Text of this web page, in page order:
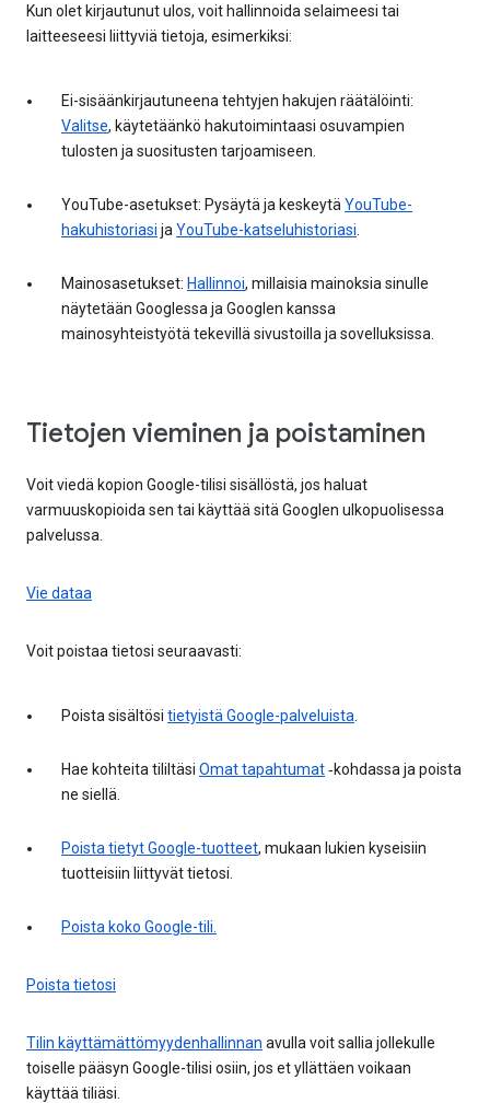
Kun olet kirjautunut ulos, voit hallinnoida selaimeesi tai
laitteeseesi liittyviä tietoja, esimerkiksi:
Ei-sisäänkirjautuneena tehtyjen hakujen räätälöinti:
Valitse, käytetäänkö hakutoimintaasi osuvampien
tulosten ja suositusten tarjoamiseen.
YouTube-asetukset: Pysäytä ja keskeytä YouTube-
hakuhistoriasi ja YouTube-katseluhistoriasi
Mainosasetukset: Hallinnoi, millaisia mainoksia sinulle
näytetään Googlessa ja Googlen kanssa
mainosyhteistyötä tekevillä sivustoilla ja sovelluksissa.
Tietojen vieminen ja poistaminen
Voit viedä kopion Google-tilisi sisällöstä, jos haluat
varmuuskopioida sen tai käyttää sitä Googlen ulkopuolisessa
palvelussa.
Vie dataa
Voit poistaa tietosi seuraavasti:
Poista sisältösi tietyistä Google-palveluista
Hae kohteita tililtäsi Omat tapahtumat‑kohdassa ja poista
ne siellä.
Poista tietyt Google-tuotteet, mukaan lukien kyseisiin
tuotteisiin liittyvät tietosi.
Poista koko Google-tili.
Poista tietosi
Tilin käyttämättömyydenhallinnan avulla voit sallia jollekulle
toiselle pääsyn Google-tilisi osiin, jos et yllättäen voikaan
käyttää tiliäsi.